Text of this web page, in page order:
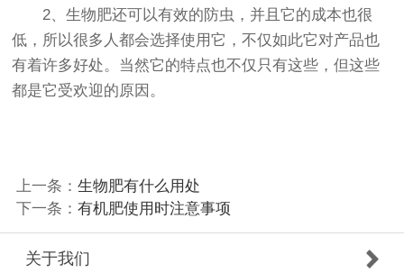
2、生物肥还可以有效的防虫，并且它的成本也很
低，所以很多人都会选择使用它，不仅如此它对产品也
有着许多好处。当然它的特点也不仅只有这些，但这些
都是它受欢迎的原因。
上一条： 生物肥有什么用处
下一条： 有机肥使用时注意事项
关于我们